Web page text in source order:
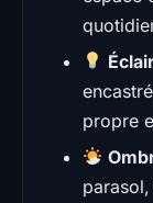
propre